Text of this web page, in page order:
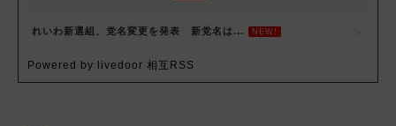
れいわ新選組、党名変更を発表 新党名は... NEW!
Powered by livedoor 相互RSS